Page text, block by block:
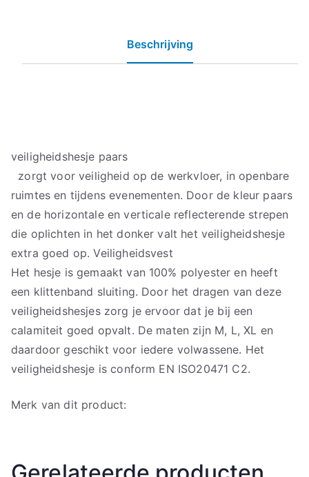
Beschrijving
veiligheidshesje paars
zorgt voor veiligheid op de werkvloer, in openbare
ruimtes en tijdens evenementen. Door de kleur paars
en de horizontale en verticale reflecterende strepen
die oplichten in het donker valt het veiligheidshesje
extra goed op. Veiligheidsvest
Het hesje is gemaakt van 100% polyester en heeft
een klittenband sluiting. Door het dragen van deze
veiligheidshesjes zorg je ervoor dat je bij een
calamiteit goed opvalt. De maten zijn M, L, XL en
daardoor geschikt voor iedere volwassene. Het
veiligheidshesje is conform EN ISO20471 C2.
Merk van dit product: